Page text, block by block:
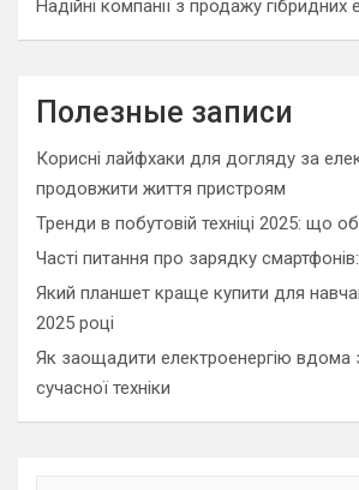
Надійні компанії з продажу гібридних
Полезные записи
Корисні лайфхаки для догляду за
продовжити життя пристроям
Тренди в побутовій техніці 2025: що
Часті питання про зарядку
Який планшет краще купити для
2025 році
Як заощадити електроенергію
сучасної техніки